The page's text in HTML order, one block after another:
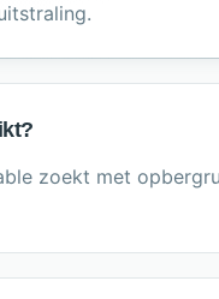
zoekt met